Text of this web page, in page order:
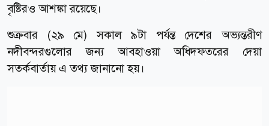
বৃষ্টিরও আশঙ্কা রয়েছে।
শুক্রবার (২৯ মে) সকাল ৯টা পর্যন্ত দেশের অভ্যন্তরীণ
নদীবন্দরগুলোর জন্য আবহাওয়া অধিদফতরের দেয়া
সতর্কবার্তায় এ তথ্য জানানো হয়।